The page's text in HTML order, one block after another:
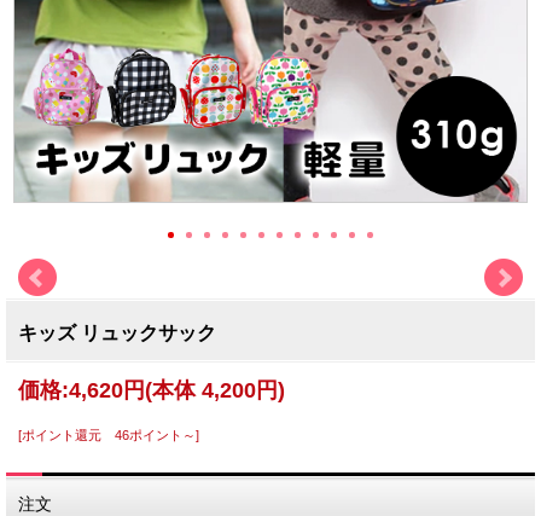
キッズ リュックサック
価格:4,620円(本体 4,200円)
[ポイント還元 46ポイント～]
注文